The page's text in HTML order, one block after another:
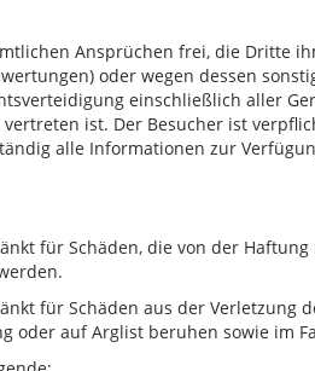
Ansprüchen frei, die Dritte
oder wegen dessen
einschließlich aller
ist. Der Besucher ist
alle Informationen zur
für Schäden, die von der
für Schäden aus der Verletzung
oder auf Arglist beruhen sowie im